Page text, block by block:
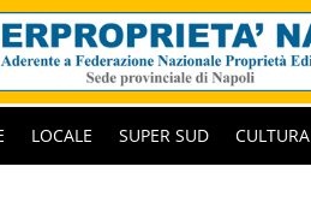
LOCALE SUPER SUD CULTURA